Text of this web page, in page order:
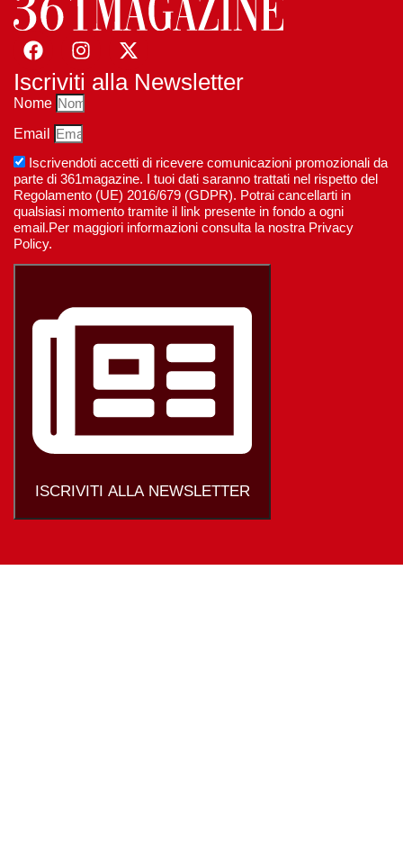
Iscriviti alla Newsletter
Nome
Email
Iscrivendoti accetti di ricevere comunicazioni promozionali da
parte di 361magazine. I tuoi dati saranno trattati nel rispetto del
Regolamento (UE) 2016/679 (GDPR). Potrai cancellarti in
qualsiasi momento tramite il link presente in fondo a ogni
email.Per maggiori informazioni consulta la nostra Privacy
Policy.
ISCRIVITI ALLA NEWSLETTER